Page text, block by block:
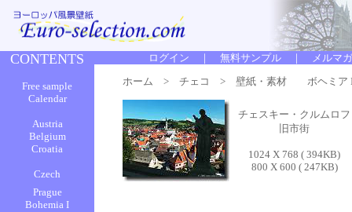
ホーム > チェコ > 壁紙・素材 ボヘミア
チェスキー・クルムロフ
旧市街
1024 X 768 ( 394KB)
800 X 600 ( 247KB)